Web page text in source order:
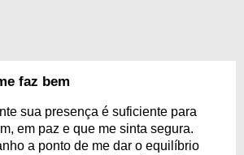
faz bem
sua presença é suficiente para
em paz e que me sinta segura.
a ponto de me dar o equilíbrio